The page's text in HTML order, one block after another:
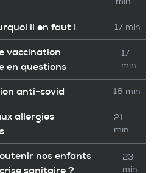
il en faut ! 17 min
vaccination
en questions
17
min
anti-covid 18 min
allergies
21
min
nos enfants
sanitaire ?
23
min